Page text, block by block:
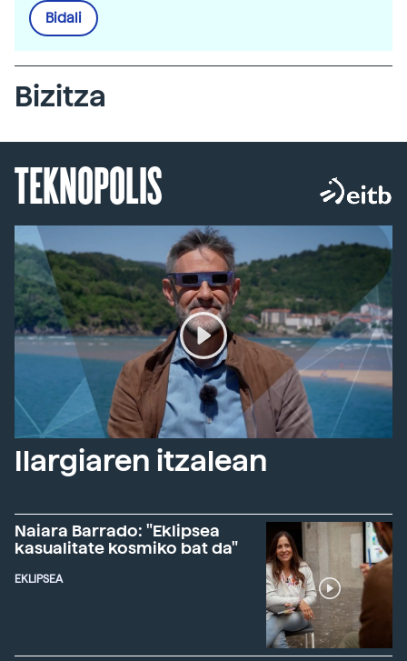
Bidali
Bizitza
TEKNOPOLIS
Ilargiaren itzalean
Naiara Barrado: "Eklipsea
kasualitate kosmiko bat da"
EKLIPSEA